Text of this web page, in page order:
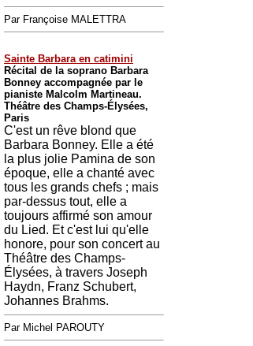
Par Françoise MALETTRA
Sainte Barbara en catimini
Récital de la soprano Barbara
Bonney accompagnée par le
pianiste Malcolm Martineau.
Théâtre des Champs-Élysées,
Paris
C'est un rêve blond que
Barbara Bonney. Elle a été
la plus jolie Pamina de son
époque, elle a chanté avec
tous les grands chefs ; mais
par-dessus tout, elle a
toujours affirmé son amour
du Lied. Et c'est lui qu'elle
honore, pour son concert au
Théâtre des Champs-
Élysées, à travers Joseph
Haydn, Franz Schubert,
Johannes Brahms.
Par Michel PAROUTY